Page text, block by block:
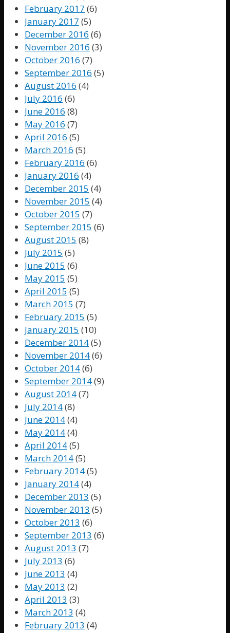
February 2017 (6)
January 2017 (5)
December 2016 (6)
November 2016 (3)
October 2016 (7)
September 2016 (5)
August 2016 (4)
July 2016 (6)
June 2016 (8)
May 2016 (7)
April 2016 (5)
March 2016 (5)
February 2016 (6)
January 2016 (4)
December 2015 (4)
November 2015 (4)
October 2015 (7)
September 2015 (6)
August 2015 (8)
July 2015 (5)
June 2015 (6)
May 2015 (5)
April 2015 (5)
March 2015 (7)
February 2015 (5)
January 2015 (10)
December 2014(5)
November 2014(6)
October 2014(6)
September 2014(9)
August 2014(7)
July 2014(8)
June 2014(4)
May 2014(4)
April 2014(5)
March 2014(5)
February 2014(5)
January 2014(4)
December 2013 (5)
November 2013 (5)
October 2013 (6)
September 2013 (6)
August 2013 (7)
July 2013 (6)
June 2013 (4)
May 2013 (2)
April 2013 (3)
March 2013 (4)
February 2013 (4)